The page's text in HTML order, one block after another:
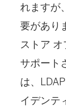
れますが
要があり
ストア
サポート
は、
イデンテ